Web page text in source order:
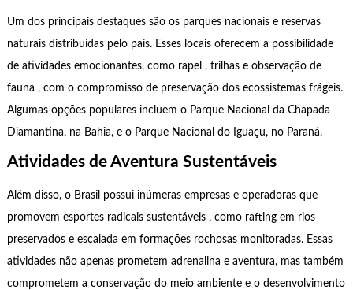
Um dos principais destaques são os parques nacionais e reservas
naturais distribuídas pelo país. Esses locais oferecem a possibilidade
de atividades emocionantes, como rapel , trilhas e observação de
fauna , com o compromisso de preservação dos ecossistemas frágeis.
Algumas opções populares incluem o Parque Nacional da Chapada
Diamantina, na Bahia, e o Parque Nacional do Iguaçu, no Paraná.
Atividades de Aventura Sustentáveis
Além disso, o Brasil possui inúmeras empresas e operadoras que
promovem esportes radicais sustentáveis , como rafting em rios
preservados e escalada em formações rochosas monitoradas. Essas
atividades não apenas prometem adrenalina e aventura, mas também
comprometem a conservação do meio ambiente e o desenvolvimento